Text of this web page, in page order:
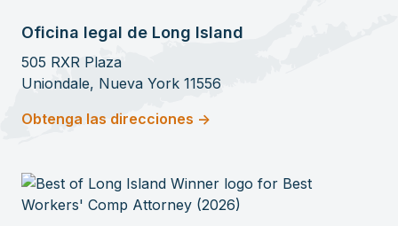
Oficina legal de Long Island
505 RXR Plaza
Uniondale, Nueva York 11556
Obtenga las direcciones ->